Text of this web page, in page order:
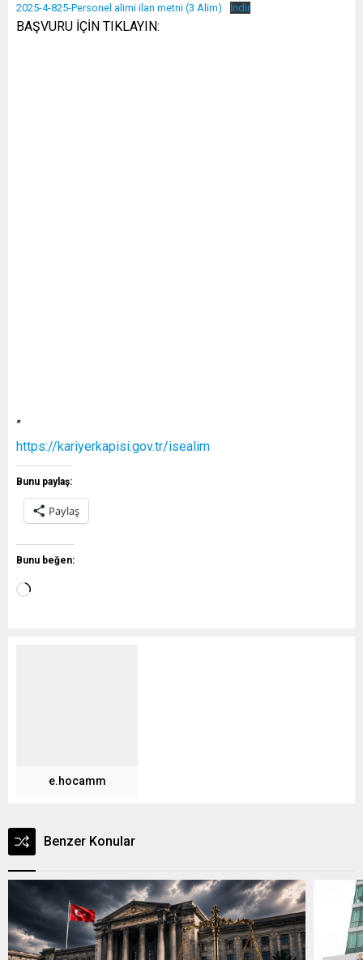
2025-4-825-Personel alimi ilan metni (3 Alim) İndir
BAŞVURU İÇİN TIKLAYIN:
”
https://kariyerkapisi.gov.tr/isealim
Bunu paylaş:
Paylaş
Bunu beğen:
e.hocamm
Benzer Konular